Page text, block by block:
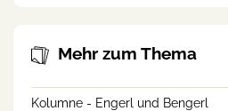
Mehr zum Thema
Kolumne - Engerl und Bengerl